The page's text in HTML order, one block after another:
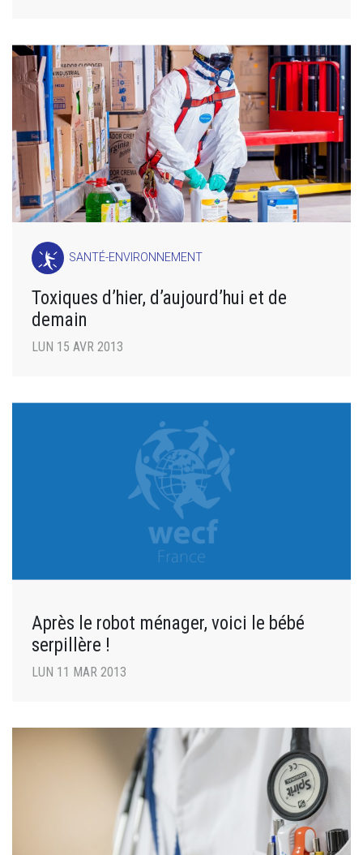
SANTÉ-ENVIRONNEMENT
Toxiques d’hier, d’aujourd’hui et de
demain
LUN 15 AVR 2013
Après le robot ménager, voici le bébé
serpillère !
LUN 11 MAR 2013